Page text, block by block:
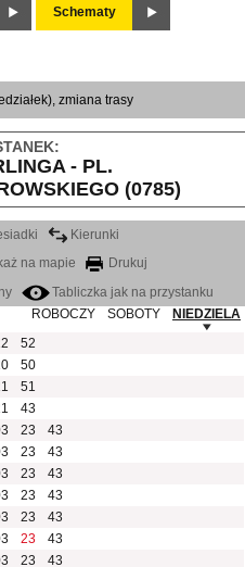
Schematy
zmiana trasy
- PL.
(0785)
Kierunki
na mapie
Drukuj
Tabliczka jak na przystanku
ROBOCZY
SOBOTY
NIEDZIELA
52
50
51
43
23
43
23
43
23
43
23
43
23
43
23
43
23 43